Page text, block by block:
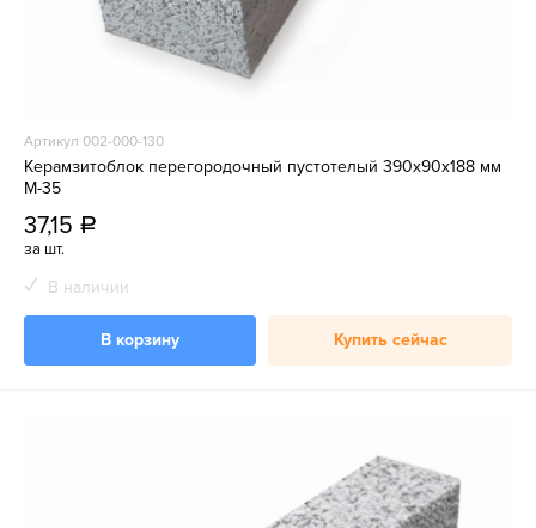
Артикул 002-000-130
Керамзитоблок перегородочный пустотелый 390x90x188 мм
М-35
37,15 a
за шт.
В наличии
В корзину Купить сейчас